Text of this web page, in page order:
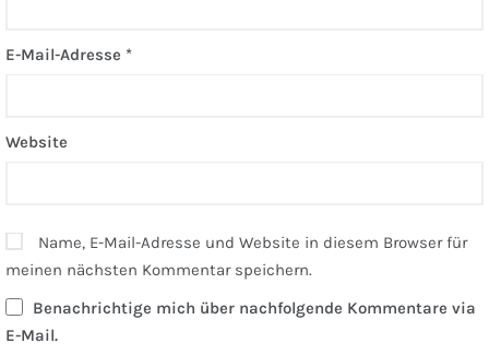
E-Mail-Adresse *
Website
Name, E-Mail-Adresse und Website in diesem Browser für
meinen nächsten Kommentar speichern.
Benachrichtige mich über nachfolgende Kommentare via
E-Mail.